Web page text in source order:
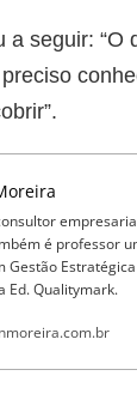
seguir:
é professor
Gestão
Ed. Qualitymark.